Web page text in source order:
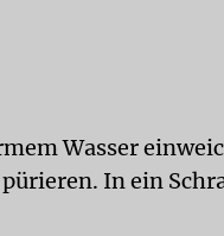
Wasser
In ein